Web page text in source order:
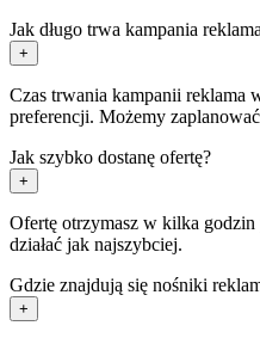
Jak długo trwa kampania
+
Czas trwania kampanii reklama
preferencji. Możemy
Jak szybko dostanę ofertę?
+
Ofertę otrzymasz w kilka godzin
działać jak najszybciej.
Gdzie znajdują się nośniki
+